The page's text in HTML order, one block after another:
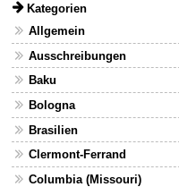
Kategorien
Allgemein
Ausschreibungen
Baku
Bologna
Brasilien
Clermont-Ferrand
Columbia (Missouri)